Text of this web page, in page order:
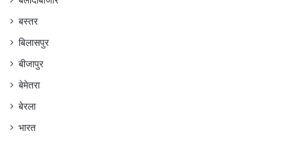
बस्तर
बिलासपुर
बीजापुर
बेमेतरा
बेरला
भारत